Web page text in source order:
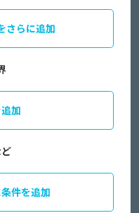
さらに追加
加
件を追加